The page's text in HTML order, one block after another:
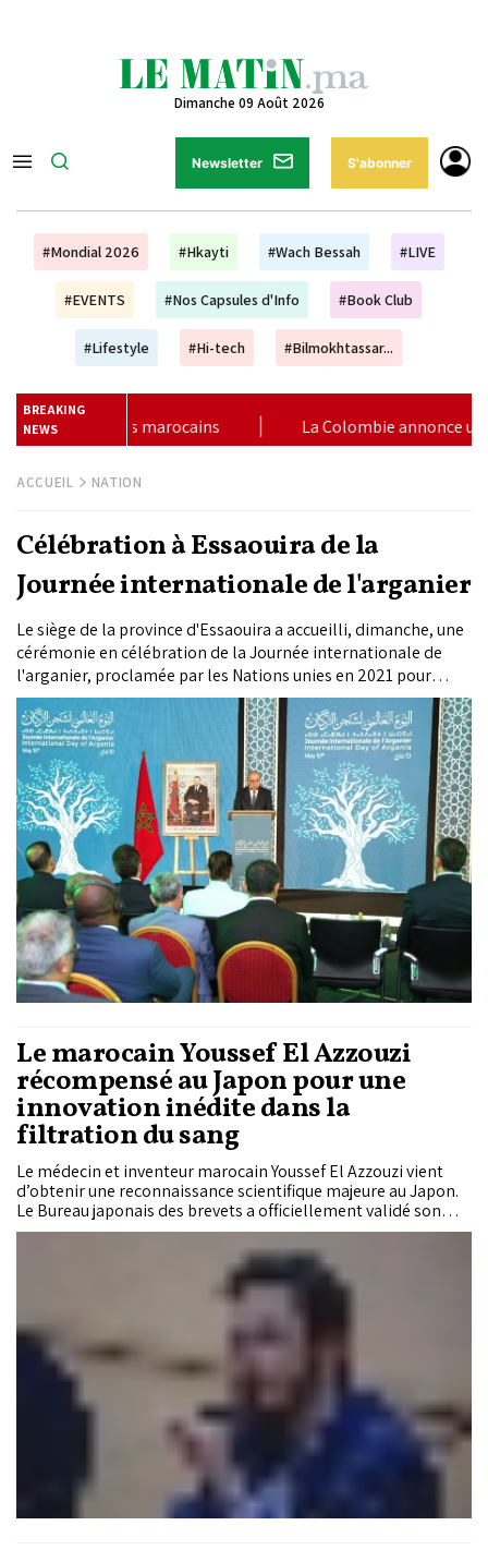
Dimanche 09 Août 2026
Newsletter S'abonner
#Mondial 2026 #Hkayti #Wach Bessah #LIVE
#EVENTS #Nos Capsules d'Info #Book Club
#Lifestyle #Hi-tech #Bilmokhtassar...
BREAKING
NEWS
annonce un changement de sa position et reconnaît la
ACCUEIL NATION
Célébration à Essaouira de la
Journée internationale de l'arganier
Le siège de la province d'Essaouira a accueilli, dimanche, une
cérémonie en célébration de la Journée internationale de
l'arganier, proclamée par les Nations unies en 2021 pour
promouvoir la préservation et la valorisation de cet arbre
emblématique.
Le marocain Youssef El Azzouzi
récompensé au Japon pour une
innovation inédite dans la
filtration du sang
Le médecin et inventeur marocain Youssef El Azzouzi vient
d’obtenir une reconnaissance scientifique majeure au Japon.
Le Bureau japonais des brevets a officiellement validé son
dispositif médical capable de filtrer les globules blancs
directement à l’intérieur des vaisseaux sanguins, une
technologie présentée comme la première au monde dans ce
domaine. Cette innovation développée par sa société
Orthomedical pourrait ouvrir de nouvelles perspectives dans
les greffes d’organes et certaines immunothérapies contre le
cancer.